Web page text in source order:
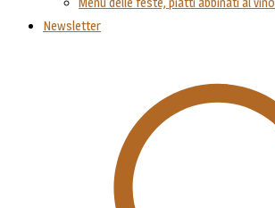
Newsletter